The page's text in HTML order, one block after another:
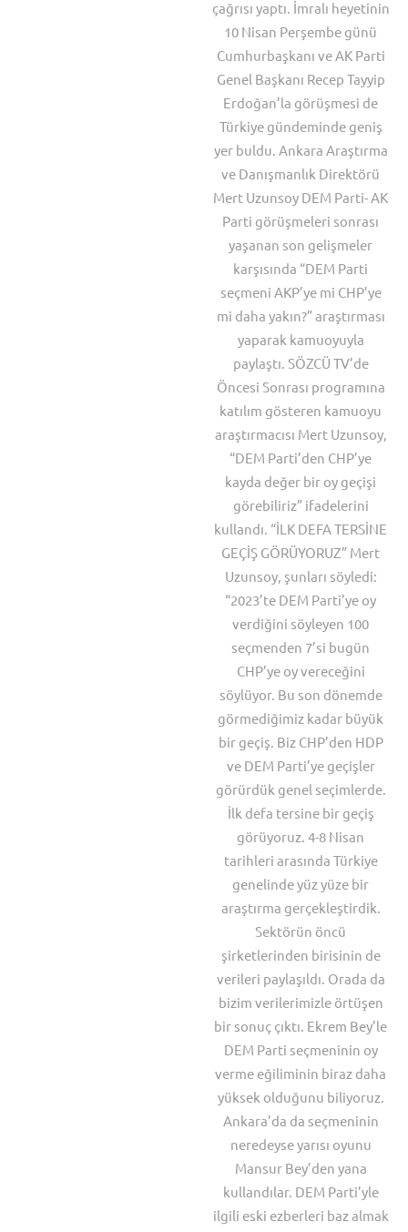
çağrısı yaptı. İmralı heyetinin
10 Nisan Perşembe günü
Cumhurbaşkanı ve AK Parti
Genel Başkanı Recep Tayyip
Erdoğan’la görüşmesi de
Türkiye gündeminde geniş
yer buldu. Ankara Araştırma
ve Danışmanlık Direktörü
Mert Uzunsoy DEM Parti- AK
Parti görüşmeleri sonrası
yaşanan son gelişmeler
karşısında “DEM Parti
seçmeni AKP’ye mi CHP’ye
mi daha yakın?” araştırması
yaparak kamuoyuyla
paylaştı. SÖZCÜ TV’de
Öncesi Sonrası programına
katılım gösteren kamuoyu
araştırmacısı Mert Uzunsoy,
“DEM Parti’den CHP’ye
kayda değer bir oy geçişi
görebiliriz” ifadelerini
kullandı. “İLK DEFA TERSİNE
GEÇİŞ GÖRÜYORUZ” Mert
Uzunsoy, şunları söyledi:
“2023’te DEM Parti’ye oy
verdiğini söyleyen 100
seçmenden 7’si bugün
CHP’ye oy vereceğini
söylüyor. Bu son dönemde
görmediğimiz kadar büyük
bir geçiş. Biz CHP’den HDP
ve DEM Parti’ye geçişler
görürdük genel seçimlerde.
İlk defa tersine bir geçiş
görüyoruz. 4-8 Nisan
tarihleri arasında Türkiye
genelinde yüz yüze bir
araştırma gerçekleştirdik.
Sektörün öncü
şirketlerinden birisinin de
verileri paylaşıldı. Orada da
bizim verilerimizle örtüşen
bir sonuç çıktı. Ekrem Bey’le
DEM Parti seçmeninin oy
verme eğiliminin biraz daha
yüksek olduğunu biliyoruz.
Ankara’da da seçmeninin
neredeyse yarısı oyunu
Mansur Bey’den yana
kullandılar. DEM Parti’yle
ilgili eski ezberleri baz almak